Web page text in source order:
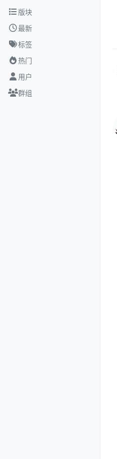
跳转至内容
版块
最新
标签
热门
用户
群组